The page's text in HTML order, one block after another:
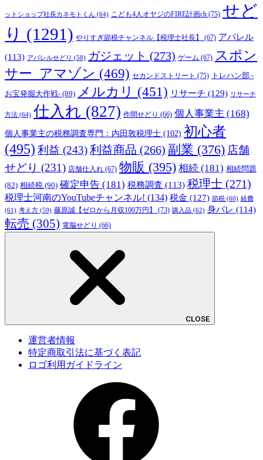
ットショップ社長カネモトくん (64) こども4人オヤジのFIRE計画ch (75) せど
り (1291) やりすぎ節税チャンネル【税理士社長】 (67) アパレル
(113) アパレルせどり (58) ガジェット (273) ゲーム (67) スポン
サー_アマゾン (469) セカンドストリート (75) トレハン部 -
お宝発掘大作戦- (89) メルカリ (451) リサーチ (129) リサーチ
方法 (64) 仕入れ (827) 作間せどり (66) 個人事業主 (168)
個人事業主の税務調査専門：内田敦税理士 (102) 初心者
(495) 利益 (243)利益商品 (266) 副業 (376) 店舗
せどり (231) 店舗仕入れ (67) 物販 (395) 相続 (181) 相続問題
(82) 相続税 (90) 確定申告 (181) 税務調査 (113) 税理士 (271)
税理士河南のYouTubeチャンネル! (134) 税金 (127) 節税 (60) 経費
(61) 考え方 (59) 藤原誠【ゼロから月収100万円】 (73) 購入品 (62) 身バレ (114)
転売 (305) 電脳せどり (66)
CLOSE
運営者情報
特定商取引法に基づく表記
ロゴ利用ガイドライン